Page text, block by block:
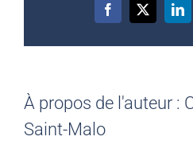
Facebook
X
À propos de l'auteur :
Saint-Malo